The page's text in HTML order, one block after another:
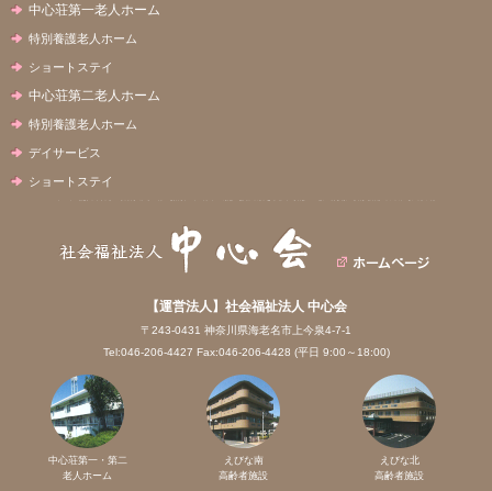
中心荘第一老人ホーム
特別養護老人ホーム
ショートステイ
中心荘第二老人ホーム
特別養護老人ホーム
デイサービス
ショートステイ
【運営法人】社会福祉法人 中心会
〒243-0431 神奈川県海老名市上今泉4-7-1
Tel:046-206-4427 Fax:046-206-4428 (平日 9:00～18:00)
中心荘第一・第二
老人ホーム
えびな南
高齢者施設
えびな北
高齢者施設